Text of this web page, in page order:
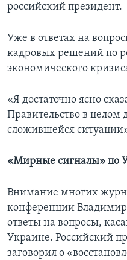
российский президент.
Уже в ответах на
кадровых решений по
экономического
«Я достаточно ясно
Правительство в целом
сложившейся
«Мирные сигналы» по
Внимание многих
конференции
ответы на вопросы,
Украине. Российский
заговорил о